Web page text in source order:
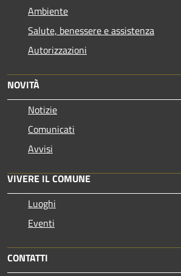
Ambiente
Salute, benessere e assistenza
Autorizzazioni
NOVITÀ
Notizie
Comunicati
Avvisi
VIVERE IL COMUNE
Luoghi
Eventi
CONTATTI